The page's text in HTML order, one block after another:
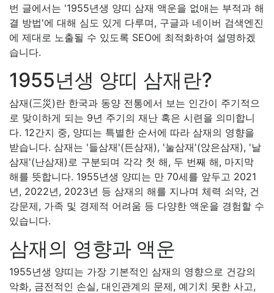
번 글에서는 '1955년생 양띠 삼재 액운을 없애는 부적과 해
결 방법'에 대해 심도 있게 다루며, 구글과 네이버 검색엔진
에 제대로 노출될 수 있도록 SEO에 최적화하여 설명하겠
습니다.
1955년생 양띠 삼재란?
삼재(三災)란 한국과 동양 전통에서 보는 인간이 주기적으
로 맞이하게 되는 9년 주기의 재난 혹은 시련을 의미합니
다. 12간지 중, 양띠는 특별한 순서에 따라 삼재의 영향을
받습니다. 삼재는 '들삼재'(든삼재), '눌삼재'(앉은삼재), '날
삼재'(난삼재)로 구분되며 각각 첫 해, 두 번째 해, 마지막
해를 뜻합니다. 1955년생 양띠는 만 70세를 앞두고 2021
년, 2022년, 2023년 등 삼재의 해를 지나며 체력 쇠약, 건
강문제, 가족 및 경제적 어려움 등 다양한 액운을 경험할 수
있습니다.
삼재의 영향과 액운
1955년생 양띠는 가장 기본적인 삼재의 영향으로 건강의
악화, 금전적인 손실, 대인관계의 문제, 예기치 못한 사고,